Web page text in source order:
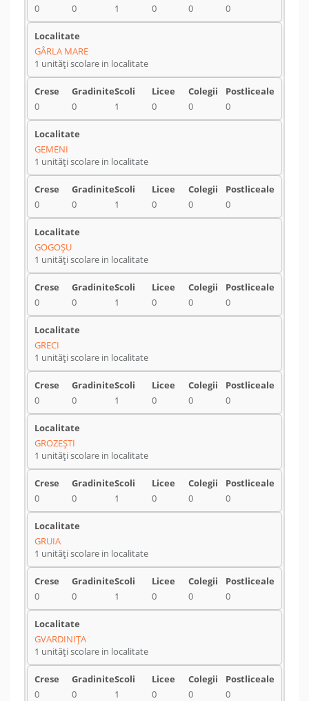
0 0 1 0 0 0
GÂRLA MARE
1 unități scolare in localitate
0 0 1 0 0 0
GEMENI
1 unități scolare in localitate
0 0 1 0 0 0
GOGOŞU
1 unități scolare in localitate
0 0 1 0 0 0
GRECI
1 unități scolare in localitate
0 0 1 0 0 0
GROZEŞTI
1 unități scolare in localitate
0 0 1 0 0 0
GRUIA
1 unități scolare in localitate
0 0 1 0 0 0
GVARDINIŢA
1 unități scolare in localitate
0 0 1 0 0 0